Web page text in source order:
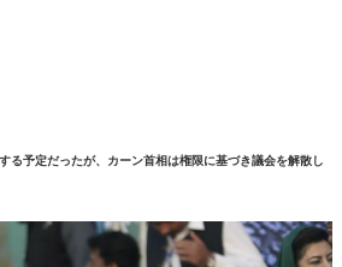
る予定だったが、カーン首相は権限に基づき議会を解散し